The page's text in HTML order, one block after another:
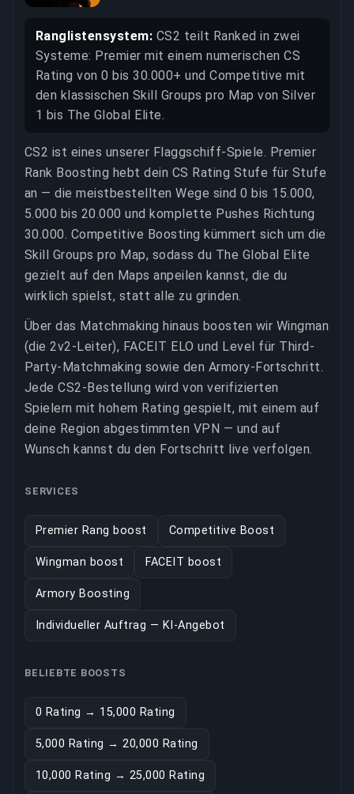
Ranglistensystem: CS2 teilt Ranked in zwei
Systeme: Premier mit einem numerischen CS
Rating von 0 bis 30.000+ und Competitive mit
den klassischen Skill Groups pro Map von Silver
1 bis The Global Elite.
CS2 ist eines unserer Flaggschiff-Spiele. Premier
Rank Boosting hebt dein CS Rating Stufe für Stufe
an — die meistbestellten Wege sind 0 bis 15.000,
5.000 bis 20.000 und komplette Pushes Richtung
30.000. Competitive Boosting kümmert sich um die
Skill Groups pro Map, sodass du The Global Elite
gezielt auf den Maps anpeilen kannst, die du
wirklich spielst, statt alle zu grinden.
Über das Matchmaking hinaus boosten wir Wingman
(die 2v2-Leiter), FACEIT ELO und Level für Third-
Party-Matchmaking sowie den Armory-Fortschritt.
Jede CS2-Bestellung wird von verifizierten
Spielern mit hohem Rating gespielt, mit einem auf
deine Region abgestimmten VPN — und auf
Wunsch kannst du den Fortschritt live verfolgen.
SERVICES
Premier Rang boost Competitive Boost
Wingman boost FACEIT boost
Armory Boosting
Individueller Auftrag — KI-Angebot
BELIEBTE BOOSTS
0 Rating → 15,000 Rating
5,000 Rating → 20,000 Rating
10,000 Rating → 25,000 Rating